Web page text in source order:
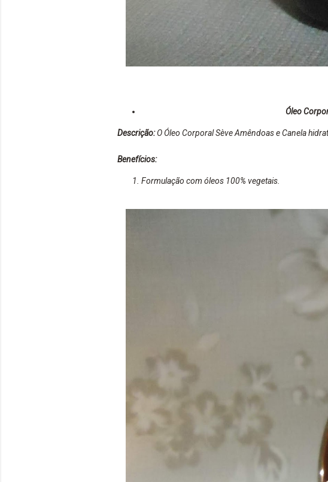
Óleo
Descrição:O Óleo Corporal Sève Amêndoas e Canela
Benefícios:
Formulação com óleos 100% vegetais.